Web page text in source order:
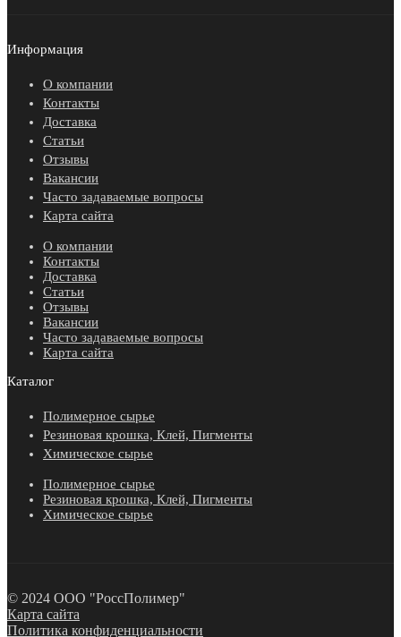
Информация
О компании
Контакты
Доставка
Статьи
Отзывы
Вакансии
Часто задаваемые вопросы
Карта сайта
О компании
Контакты
Доставка
Статьи
Отзывы
Вакансии
Часто задаваемые вопросы
Карта сайта
Каталог
Полимерное сырье
Резиновая крошка, Клей, Пигменты
Химическое сырье
Полимерное сырье
Резиновая крошка, Клей, Пигменты
Химическое сырье
© 2024 ООО "РоссПолимер"
Карта сайта
Политика конфиденциальности